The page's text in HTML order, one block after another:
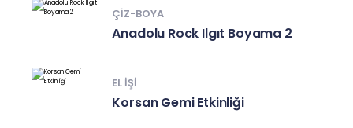
ÇIZ-BOYA
Anadolu Rock Ilgıt Boyama 2
EL IŞI
Korsan Gemi Etkinliği